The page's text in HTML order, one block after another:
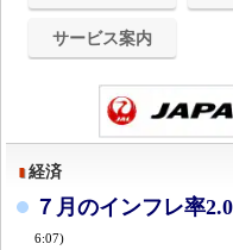
サービス案内
経済
７月のインフレ率
6:07)